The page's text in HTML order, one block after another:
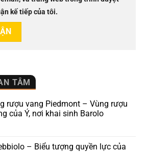
TÂM
rượu vang Piedmont – Vùng rượu
của Ý, nơi khai sinh Barolo
– Biểu tượng quyền lực của
kế tiếp của tôi.